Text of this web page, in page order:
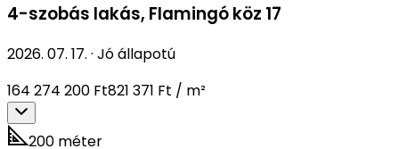
4-szobás lakás, Flamingó köz 17
2026. 07. 17. · Jó állapotú
164 274 200 Ft821 371 Ft / m²
200 méter